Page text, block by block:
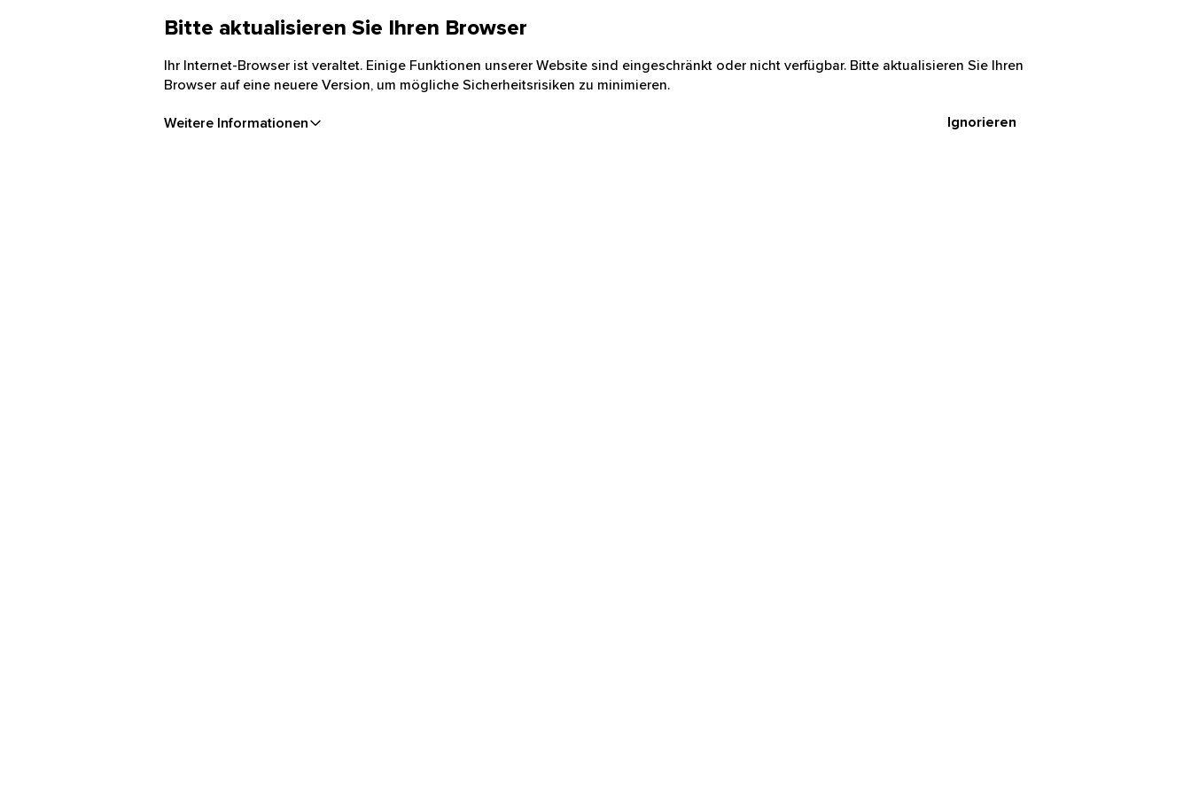
Bitte aktualisieren Sie Ihren Browser
Ihr Internet-Browser ist veraltet. Einige Funktionen unserer Website sind eingeschränkt oder nicht verfügbar. Bitte aktualisieren Sie Ihren
Browser auf eine neuere Version, um mögliche Sicherheitsrisiken zu minimieren.
Weitere Informationen Ignorieren